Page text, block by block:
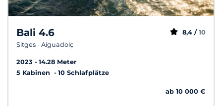
Bali 4.6
Sitges - Aiguadolç
8,4 / 10
2023
14.28 Meter
5 Kabinen
10 Schlafplätze
ab 10 000 €